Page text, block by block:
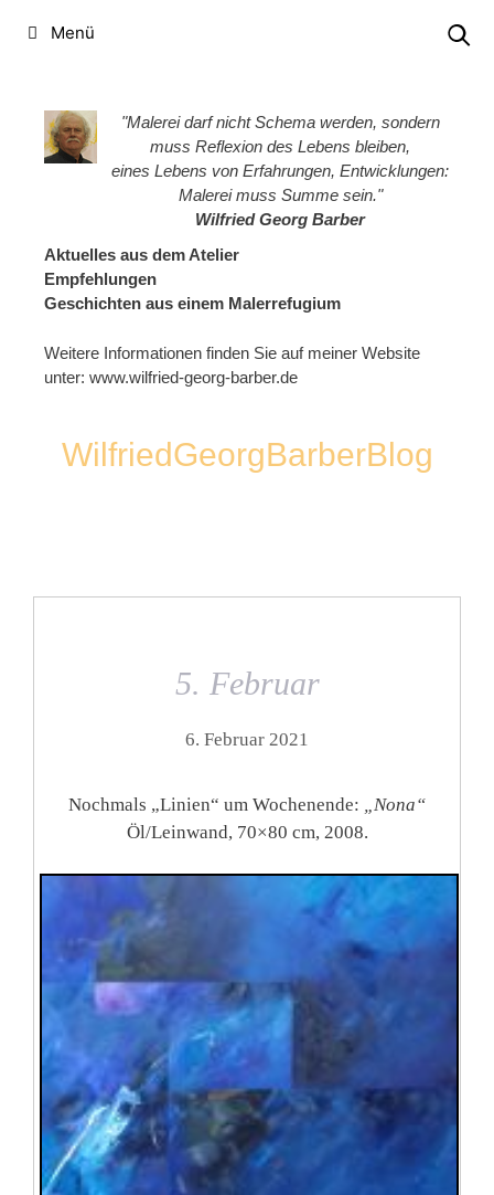
Inhalt
Menü
WilfriedGeorgBarberBlog
"Malerei darf nicht Schema werden, sondern
muss Reflexion des Lebens bleiben,
eines Lebens von Erfahrungen, Entwicklungen:
Malerei muss Summe sein."
Wilfried Georg Barber
Aktuelles aus dem Atelier
Empfehlungen
Geschichten aus einem Malerrefugium
Weitere Informationen finden Sie auf meiner Website
unter: www.wilfried-georg-barber.de
5. Februar
6. Februar 2021
Nochmals „Linien“ um Wochenende: „Nona“
Öl/Leinwand, 70×80 cm, 2008.